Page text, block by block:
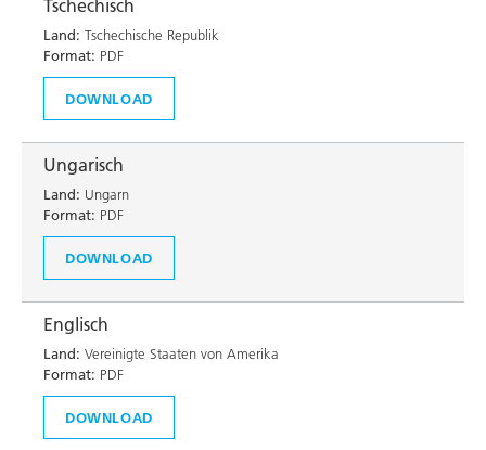
Tschechisch
Land: Tschechische Republik
Format: PDF
DOWNLOAD
Ungarisch
Land: Ungarn
Format: PDF
DOWNLOAD
Englisch
Land: Vereinigte Staaten von Amerika
Format: PDF
DOWNLOAD